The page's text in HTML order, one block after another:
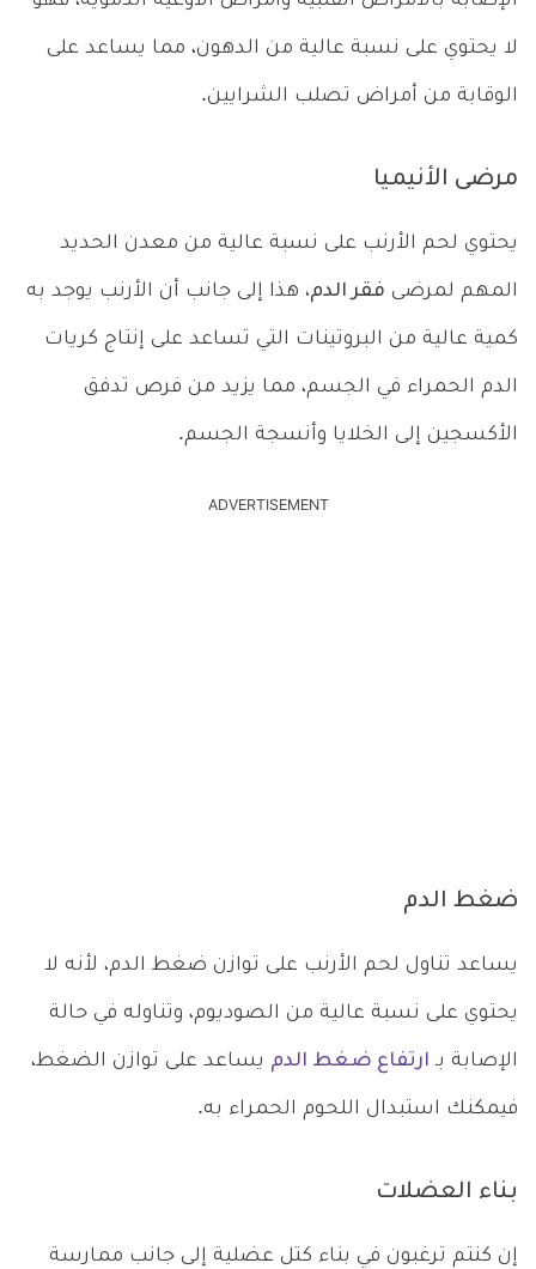
لا يحتوي على نسبة عالية من الدهون، مما يساعد على
الوقابة من أمراض تصلب الشرايين.
مرضى الأنيميا
يحتوي لحم الأرنب على نسبة عالية من معدن الحديد
المهم لمرضى فقر الدم، هذا إلى جانب أن الأرنب يوجد به
كمية عالية من البروتينات التي تساعد على إنتاج كريات
الدم الحمراء في الجسم، مما يزيد من فرص تدفق
الأكسجين إلى الخلايا وأنسجة الجسم.
ADVERTISEMENT
ضغط الدم
يساعد تناول لحم الأرنب على توازن ضغط الدم، لأنه لا
يحتوي على نسبة عالية من الصوديوم، وتناوله في حالة
الإصابة بـ ارتفاع ضغط الدم يساعد على توازن الضغط،
فيمكنك استبدال اللحوم الحمراء به.
بناء العضلات
إن كنتم ترغبون في بناء كتل عضلية إلى جانب ممارسة